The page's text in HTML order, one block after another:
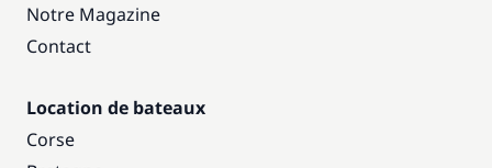
Notre Magazine
Contact
Location de bateaux
Corse